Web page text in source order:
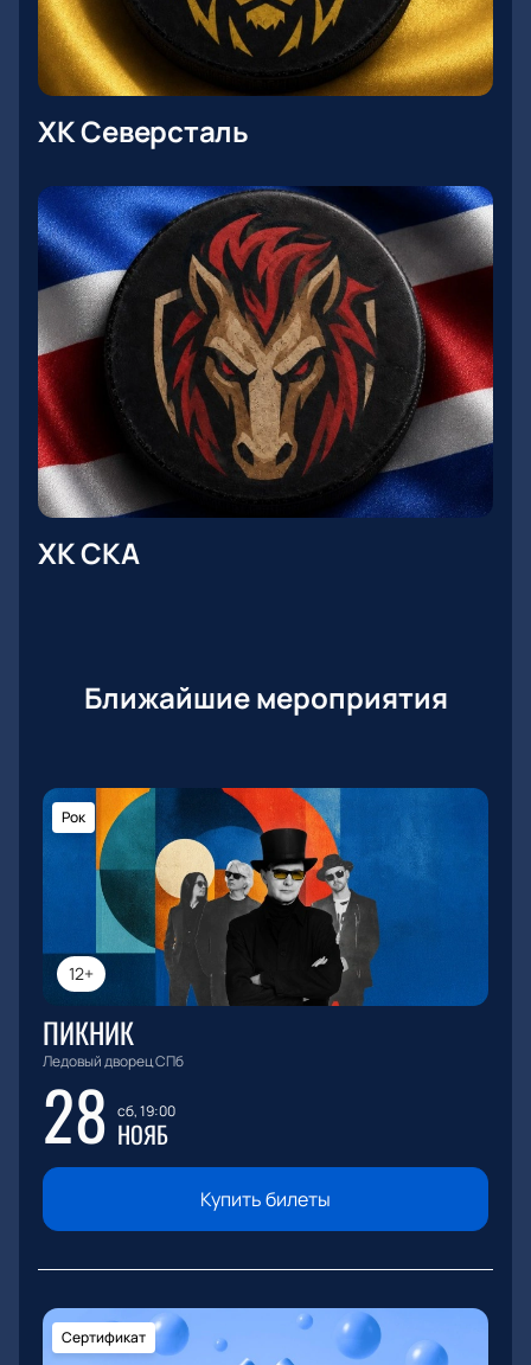
ХК Северсталь
ХК СКА
Ближайшие мероприятия
12+
Рок
ПИКНИК
Ледовый дворец СПб
28 сб, 19:00
НОЯБ
Купить билеты
Сертификат